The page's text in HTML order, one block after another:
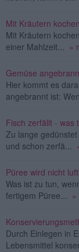
Mit Kräutern kochen
Mit Kräutern
einer Mahlzeit... »
Gemüse
Hier kommt es
angebrannt ist:
Fisch zerfällt - was
Zu lange
und schon zerfä...
Püree wird nicht
Was ist zu tun,
fertigem Püree...
Durch Einlegen in
Lebensmittel